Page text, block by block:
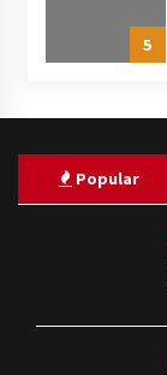
5
Popular